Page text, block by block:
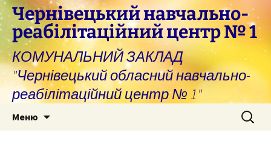
Перейти
до
вмісту
Чернівецький навчально-
реабілітаційний центр № 1
КОМУНАЛЬНИЙ ЗАКЛАД
"Чернівецький обласний навчально-
реабілітаційний центр № 1"
Меню Пошук: